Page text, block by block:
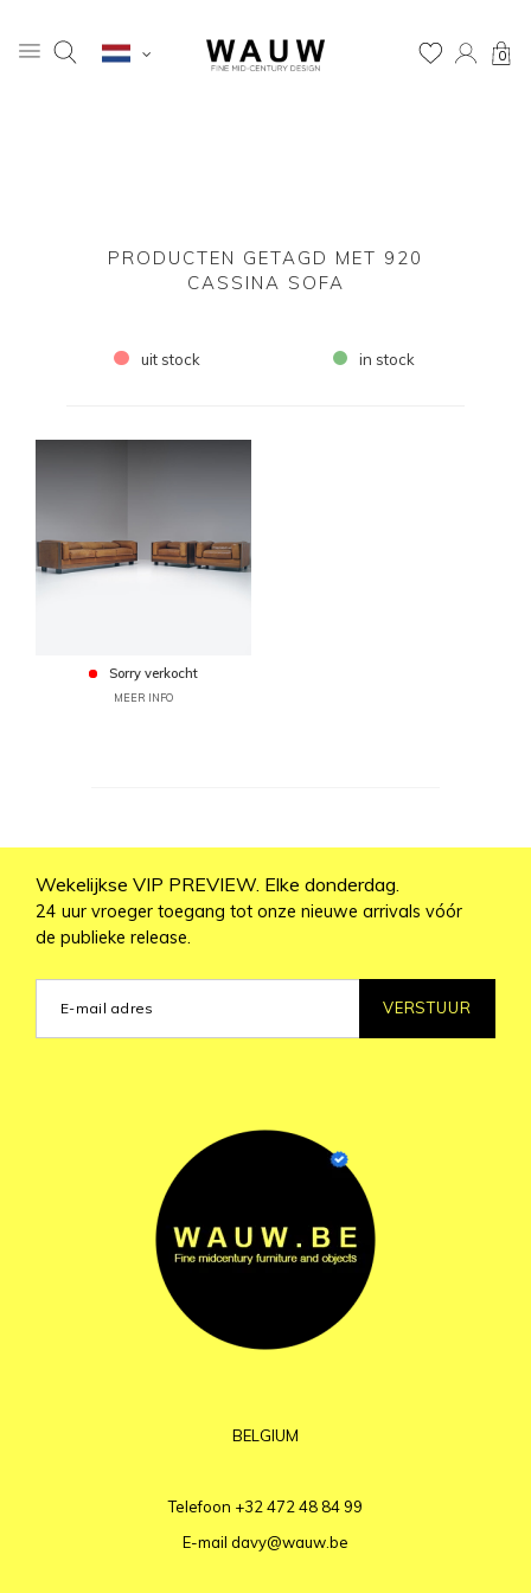
0
PRODUCTEN GETAGD MET 920
CASSINA SOFA
uit stock in stock
Sorry verkocht
MEER INFO
Wekelijkse VIP PREVIEW. Elke donderdag.
24 uur vroeger toegang tot onze nieuwe arrivals vóór
de publieke release.
VERSTUUR
BELGIUM
Telefoon +32 472 48 84 99
E-mail davy@wauw.be